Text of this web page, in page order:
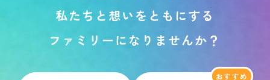
私た ち と 想い を と も にする
フ ァ ミ リ ーに な り ま せんか ？